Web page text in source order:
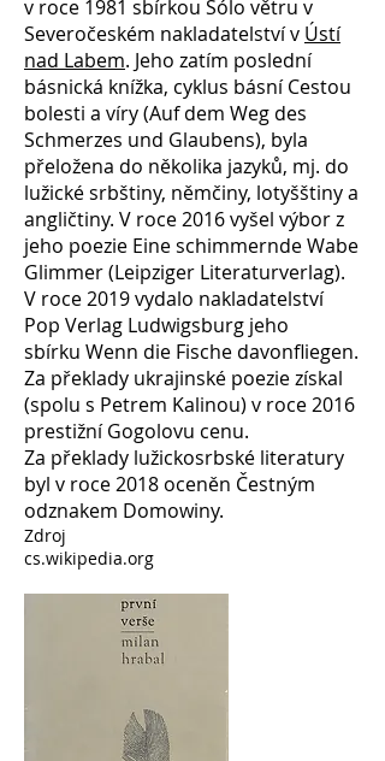
v roce 1981 sbírkou Sólo větru v
Severočeském nakladatelství v Ústí
nad Labem. Jeho zatím poslední
básnická knížka, cyklus básní Cestou
bolesti a víry (Auf dem Weg des
Schmerzes und Glaubens), byla
přeložena do několika jazyků, mj. do
lužické srbštiny, němčiny, lotyšštiny a
angličtiny. V roce 2016 vyšel výbor z
jeho poezie Eine schimmernde Wabe
Glimmer (Leipziger Literaturverlag).
V roce 2019 vydalo nakladatelství
Pop Verlag Ludwigsburg jeho
sbírku Wenn die Fische davonfliegen.
Za překlady ukrajinské poezie získal
(spolu s Petrem Kalinou) v roce 2016
prestižní Gogolovu cenu.
Za překlady lužickosrbské literatury
byl v roce 2018 oceněn Čestným
odznakem Domowiny.
Zdroj
cs.wikipedia.org